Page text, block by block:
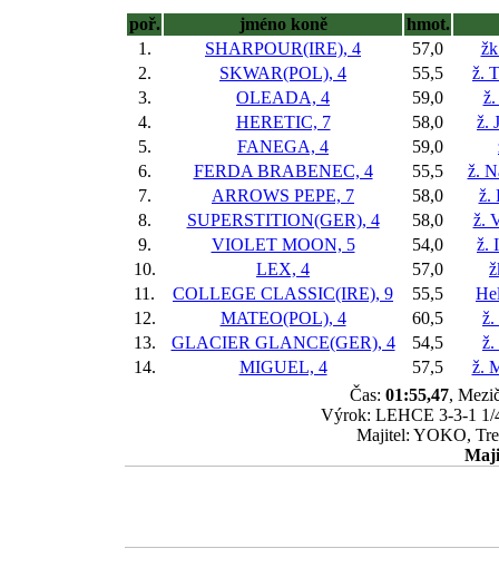
poř. jméno koně
hmot.
1.
SHARPOUR(IRE), 4 57,0
2.
SKWAR(POL), 4 55,5
ž.
3.
OLEADA, 4 59,0
4.
HERETIC, 7 58,0
ž.
5.
FANEGA, 4 59,0
6.
FERDA BRABENEC, 4 55,5
ž.
7.
ARROWS PEPE, 7 58,0
ž.
8.
SUPERSTITION(GER), 4 58,0
ž.
9.
VIOLET MOON, 5 54,0
ž.
10.
LEX, 4 57,0
11.
COLLEGE CLASSIC(IRE), 9 55,5
12.
MATEO(POL), 4 60,5
ž.
13.
GLACIER GLANCE(GER), 4 54,5
ž.
14.
MIGUEL, 4 57,5
ž.
Čas: 01:55,47,
Výrok: LEHCE 3-3-1 1/
Majitel: YOKO,